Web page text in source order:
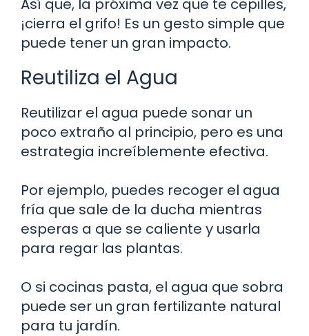
Así que, la próxima vez que te cepilles,
¡cierra el grifo! Es un gesto simple que
puede tener un gran impacto.
Reutiliza el Agua
Reutilizar el agua puede sonar un
poco extraño al principio, pero es una
estrategia increíblemente efectiva.
Por ejemplo, puedes recoger el agua
fría que sale de la ducha mientras
esperas a que se caliente y usarla
para regar las plantas.
O si cocinas pasta, el agua que sobra
puede ser un gran fertilizante natural
para tu jardín.